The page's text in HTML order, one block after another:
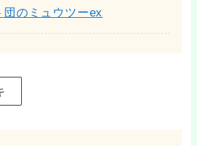
団のミュウツーex